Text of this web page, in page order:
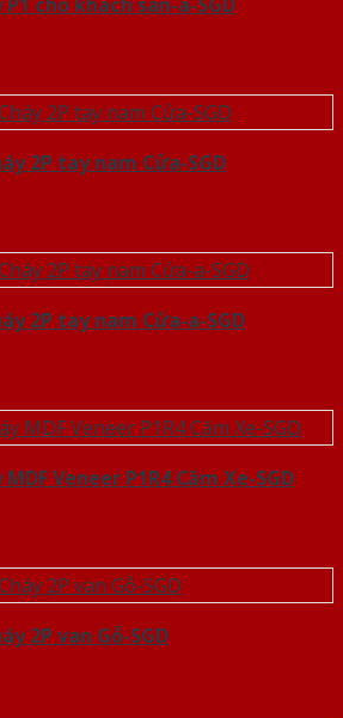
2P tay nam Cửa-SGD
2P tay nam Cửa-a-SGD
Veneer P1R4 Căm Xe-SGD
2P van Gỗ-SGD